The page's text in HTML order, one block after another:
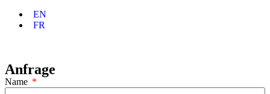
EN
FR
Anfrage
Name